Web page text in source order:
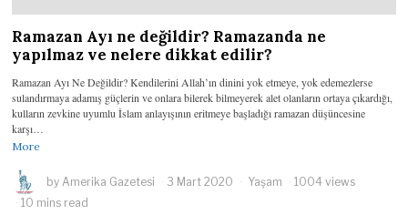
Ramazan Ayı ne değildir? Ramazanda ne
yapılmaz ve nelere dikkat edilir?
Ramazan Ayı Ne Değildir? Kendilerini Allah’ın dinini yok etmeye, yok edemezlerse
sulandırmaya adamış güçlerin ve onlara bilerek bilmeyerek alet olanların ortaya çıkardığı,
kulların zevkine uyumlu İslam anlayışının eritmeye başladığı ramazan düşüncesine
karşı…
More
by Amerika Gazetesi 3 Mart 2020 Yaşam
1004 views
10 mins read